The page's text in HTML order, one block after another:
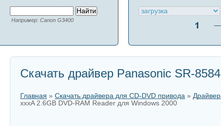
Например: Canon G3400
Скачать драйвер Panasonic SR-
Главная » Скачать драйвера для CD-DVD привода »
xxxA 2.6GB DVD-RAM Reader для Windows 2000